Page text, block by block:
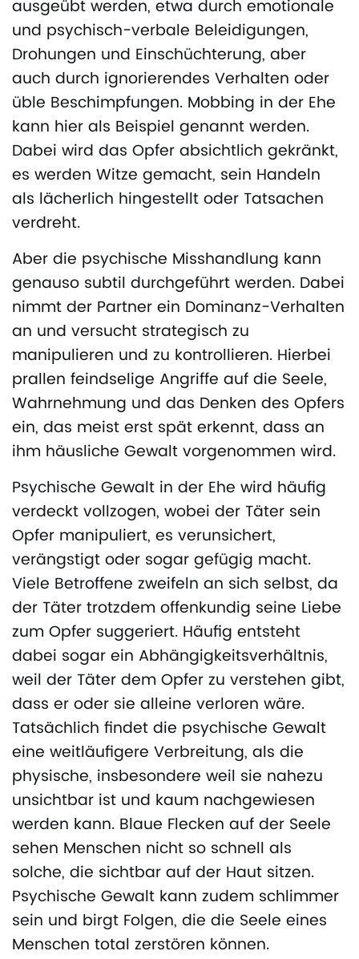
ausgeübt werden, etwa durch emotionale
und psychisch-verbale Beleidigungen,
Drohungen und Einschüchterung, aber
auch durch ignorierendes Verhalten oder
üble Beschimpfungen. Mobbing in der Ehe
kann hier als Beispiel genannt werden.
Dabei wird das Opfer absichtlich gekränkt,
es werden Witze gemacht, sein Handeln
als lächerlich hingestellt oder Tatsachen
verdreht.
Aber die psychische Misshandlung kann
genauso subtil durchgeführt werden. Dabei
nimmt der Partner ein Dominanz-Verhalten
an und versucht strategisch zu
manipulieren und zu kontrollieren. Hierbei
prallen feindselige Angriffe auf die Seele,
Wahrnehmung und das Denken des Opfers
ein, das meist erst spät erkennt, dass an
ihm häusliche Gewalt vorgenommen wird.
Psychische Gewalt in der Ehe wird häufig
verdeckt vollzogen, wobei der Täter sein
Opfer manipuliert, es verunsichert,
verängstigt oder sogar gefügig macht.
Viele Betroffene zweifeln an sich selbst, da
der Täter trotzdem offenkundig seine Liebe
zum Opfer suggeriert. Häufig entsteht
dabei sogar ein Abhängigkeitsverhältnis,
weil der Täter dem Opfer zu verstehen gibt,
dass er oder sie alleine verloren wäre.
Tatsächlich findet die psychische Gewalt
eine weitläufigere Verbreitung, als die
physische, insbesondere weil sie nahezu
unsichtbar ist und kaum nachgewiesen
werden kann. Blaue Flecken auf der Seele
sehen Menschen nicht so schnell als
solche, die sichtbar auf der Haut sitzen.
Psychische Gewalt kann zudem schlimmer
sein und birgt Folgen, die die Seele eines
Menschen total zerstören können.